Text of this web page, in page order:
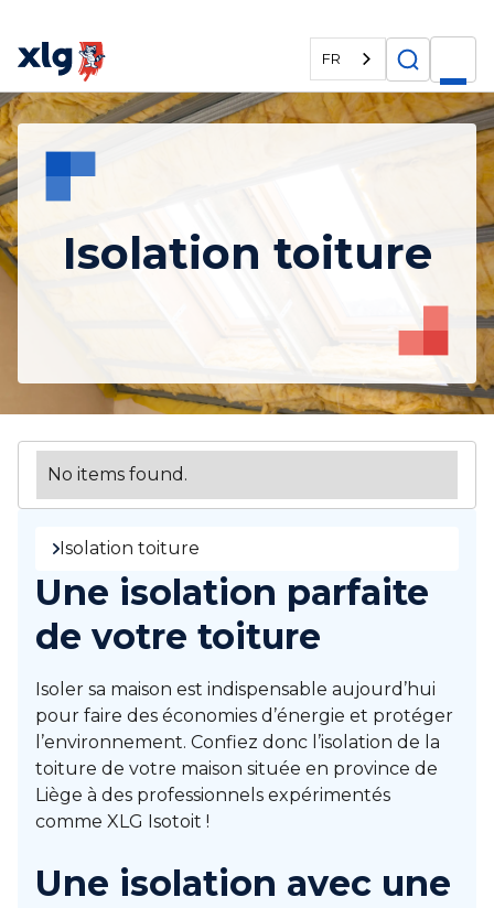
FR
Isolation toiture
No items found.
Isolation toiture
Une isolation parfaite
de votre toiture
Isoler sa maison est indispensable aujourd’hui
pour faire des économies d’énergie et protéger
l’environnement. Confiez donc l’isolation de la
toiture de votre maison située en province de
Liège à des professionnels expérimentés
comme XLG Isotoit !
Une isolation avec une